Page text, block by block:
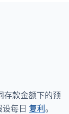
存款金额下的预
每日 复利 。